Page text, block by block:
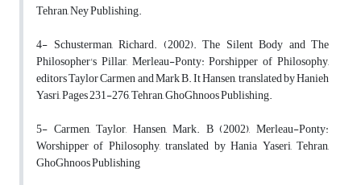
Tehran, Ney Publishing.
4- Schusterman, Richard. (2002). The Silent Body and The
Philosopher's Pillar, Merleau-Ponty: Porshipper of Philosophy,
editors Taylor Carmen and Mark B. It Hansen, translated by Hanieh
Yasri, Pages 231-276, Tehran, GhoGhnoos Publishing.
5- Carmen, Taylor, Hansen, Mark. B (2002), Merleau-Ponty:
Worshipper of Philosophy, translated by Hania Yaseri, Tehran,
GhoGhnoos Publishing